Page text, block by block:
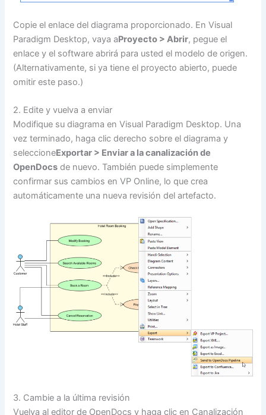
Copie el enlace del diagrama proporcionado. En Visual
Paradigm Desktop, vaya aProyecto > Abrir, pegue el
enlace y el software abrirá para usted el modelo de origen.
(Alternativamente, si ya tiene el proyecto abierto, puede
omitir este paso.)
2. Edite y vuelva a enviar
Modifique su diagrama en Visual Paradigm Desktop. Una
vez terminado, haga clic derecho sobre el diagrama y
seleccioneExportar > Enviar a la canalización de
OpenDocs de nuevo. También puede simplemente
confirmar sus cambios en VP Online, lo que crea
automáticamente una nueva revisión del artefacto.
3. Cambie a la última revisión
Vuelva al editor de OpenDocs y haga clic en Canalización